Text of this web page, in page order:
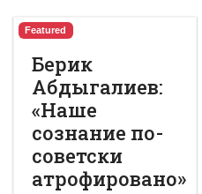
Featured
Берик
Абдыгалиев:
«Наше
сознание по-
советски
атрофировано»